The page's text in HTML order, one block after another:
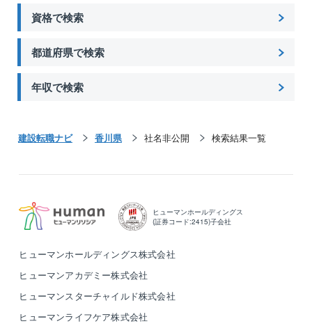
資格で検索
都道府県で検索
年収で検索
建設転職ナビ 香川県 社名非公開 検索結果一覧
ヒューマンホールディングス
(証券コード:2415)子会社
ヒューマンホールディングス株式会社
ヒューマンアカデミー株式会社
ヒューマンスターチャイルド株式会社
ヒューマンライフケア株式会社